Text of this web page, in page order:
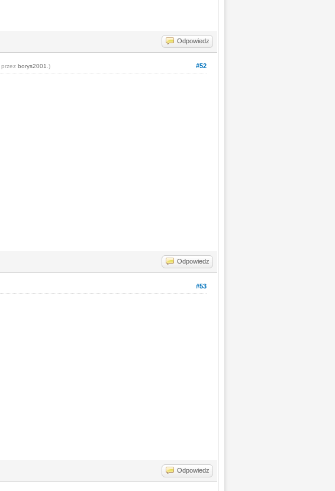
Odpowiedz
#52
borys2001 .)
Odpowiedz
#53
Odpowiedz